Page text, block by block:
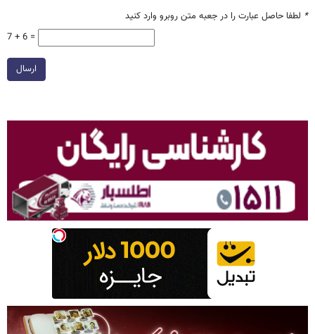
* لطفا حاصل عبارت را در جعبه متن روبرو وارد کنید
7 + 6 =
ارسال